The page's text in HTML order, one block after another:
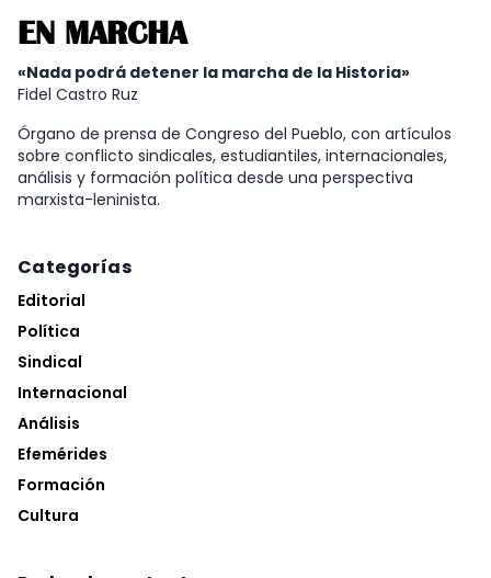
EN MARCHA
«Nada podrá detener la marcha de la Historia»
Fidel Castro Ruz
Órgano de prensa de Congreso del Pueblo, con artículos
sobre conflicto sindicales, estudiantiles, internacionales,
análisis y formación política desde una perspectiva
marxista-leninista.
Categorías
Editorial
Política
Sindical
Internacional
Análisis
Efemérides
Formación
Cultura